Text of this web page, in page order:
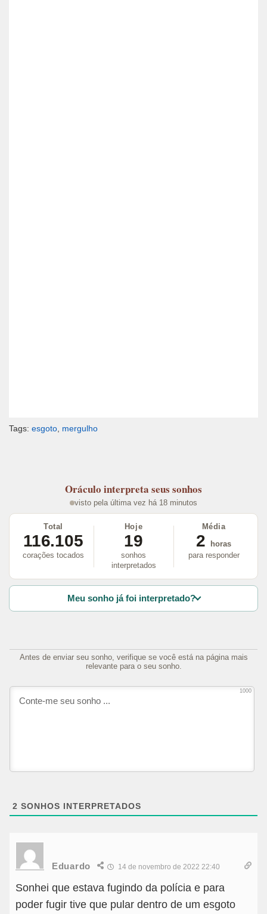
Tags: esgoto mergulho
Oráculo interpreta seus sonhos
visto pela última vez há 18 minutos
Total
116.105
corações tocados
Hoje
19
sonhos
interpretados
Média
2
horas
para responder
Meu sonho já foi interpretado?
Antes de enviar seu sonho, verifique se você está na página mais
relevante para o seu sonho.
1000
2 SONHOS INTERPRETADOS
Eduardo 14 de novembro de 2022 22:40
Sonhei que estava fugindo da polícia e para
poder fugir tive que pular dentro de um esgoto